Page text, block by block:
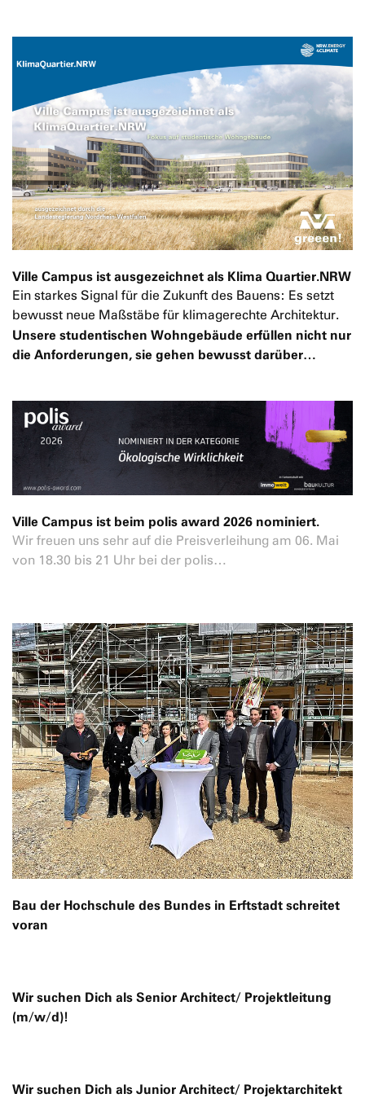
Ville Campus ist ausgezeichnet als Klima Quartier.NRW
Ein starkes Signal für die Zukunft des Bauens: Es setzt
bewusst neue Maßstäbe für klimagerechte Architektur.
Unsere studentischen Wohngebäude erfüllen nicht nur
die Anforderungen, sie gehen bewusst darüber…
Ville Campus ist beim polis award 2026 nominiert.
Wir freuen uns sehr auf die Preisverleihung am 06. Mai
von 18.30 bis 21 Uhr bei der polis…
Bau der Hochschule des Bundes in Erftstadt schreitet
voran
Wir suchen Dich als Senior Architect/ Projektleitung
(m/w/d)!
Wir suchen Dich als Junior Architect/ Projektarchitekt